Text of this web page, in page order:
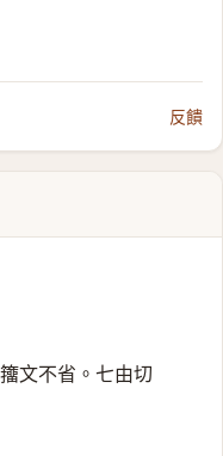
反饋
籒文不省。七由切